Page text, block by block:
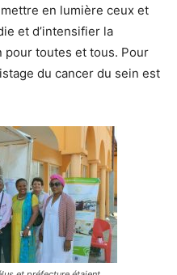
mettre en lumière ceux et
et d’intensifier la
pour toutes et tous. Pour
du cancer du sein est